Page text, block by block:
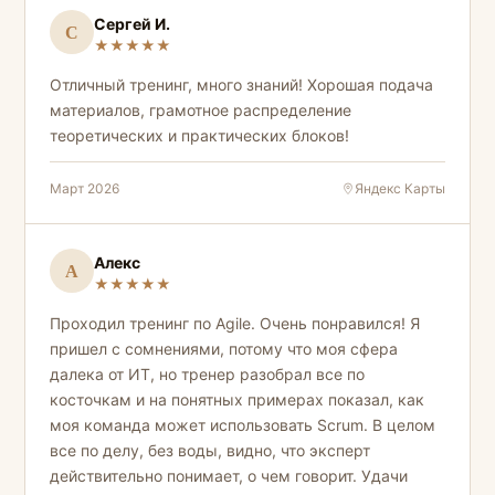
ценности проекта и участии каждого члена
команды, что мне очень важно было понять.
На тренинге была представлена теория, которая
была интересно показана в презентационных
материалах и показ которых сопровождался
грамотным рассказом профессионала — ведущего
тренинга. Также все участники тренинга получили
наших успехов и ошибок при их выполнении.
Особенно важно подчеркнуть, что практические
задания проводились с применением
искусственного интеллекта, когда AI помощник
предлагал нам возможные варианты решений при
возникновении сложностей.
Весь материал тренинга будет очень полезен и
использован мною при планировании задач и всей
моей команды.
С Сергей И.
★★★★★
Отличный тренинг, много знаний! Хорошая подача
материалов, грамотное распределение
теоретических и практических блоков!
Март 2026 Яндекс Карты
А Алекс
★★★★★
Проходил тренинг по Agile. Очень понравился! Я
пришел с сомнениями, потому что моя сфера
далека от ИТ, но тренер разобрал все по
косточкам и на понятных примерах показал, как
моя команда может использовать Scrum. В целом
все по делу, без воды, видно, что эксперт
действительно понимает, о чем говорит. Удачи